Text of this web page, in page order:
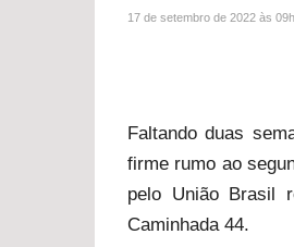
17 de setembro de 2022 às
Faltando duas
firme rumo ao
pelo União Brasil
Caminhada 44.